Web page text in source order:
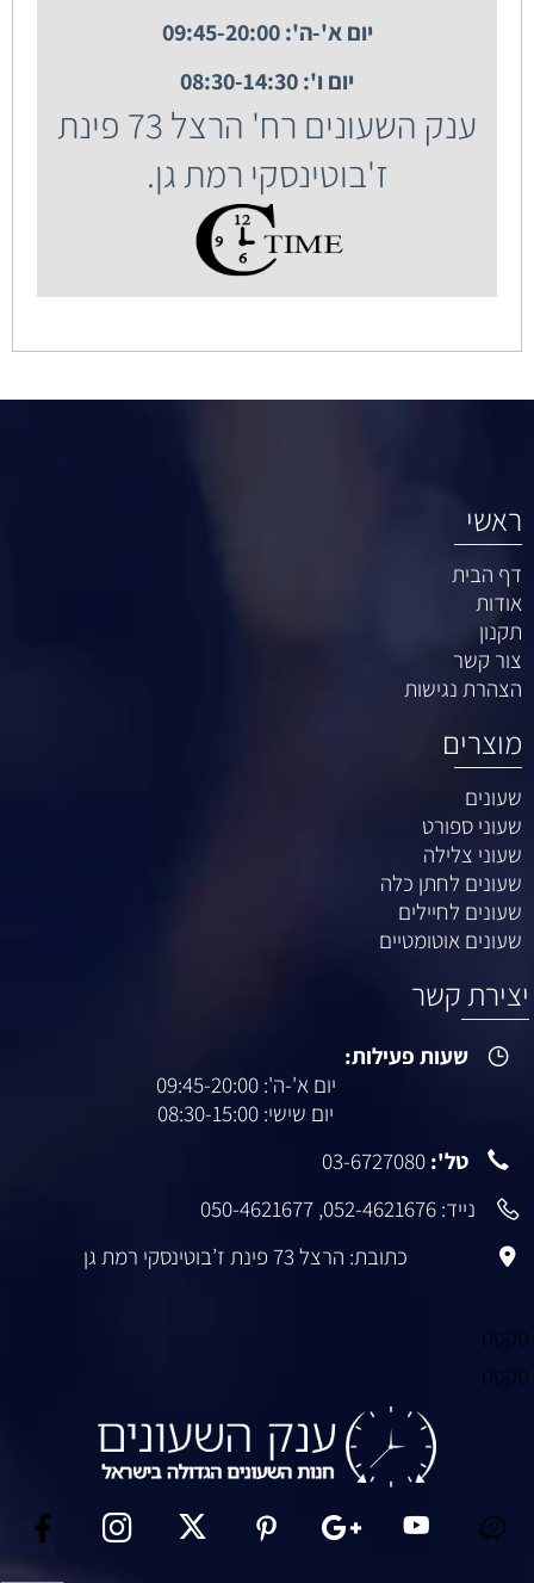
יום א'-ה': 09:45-20:00
יום ו': 08:30-14:30
ענק השעונים רח' הרצל 73 פינת
ז'בוטינסקי רמת גן.
ראשי
דף הבית
אודות
תקנון
צור קשר
הצהרת נגישות
מוצרים
שעונים
שעוני ספורט
שעוני צלילה
שעונים לחתן כלה
שעונים לחיילים
שעונים אוטומטיים
יצירת קשר
שעות פעילות:
יום א'-ה': 09:45-20:00
יום שישי: 08:30-15:00
טל': 03-6727080
נייד: 052-4621676
,
050-4621677
כתובת: הרצל 73 פינת ז’בוטינסקי רמת גן
טקסט
טקסט